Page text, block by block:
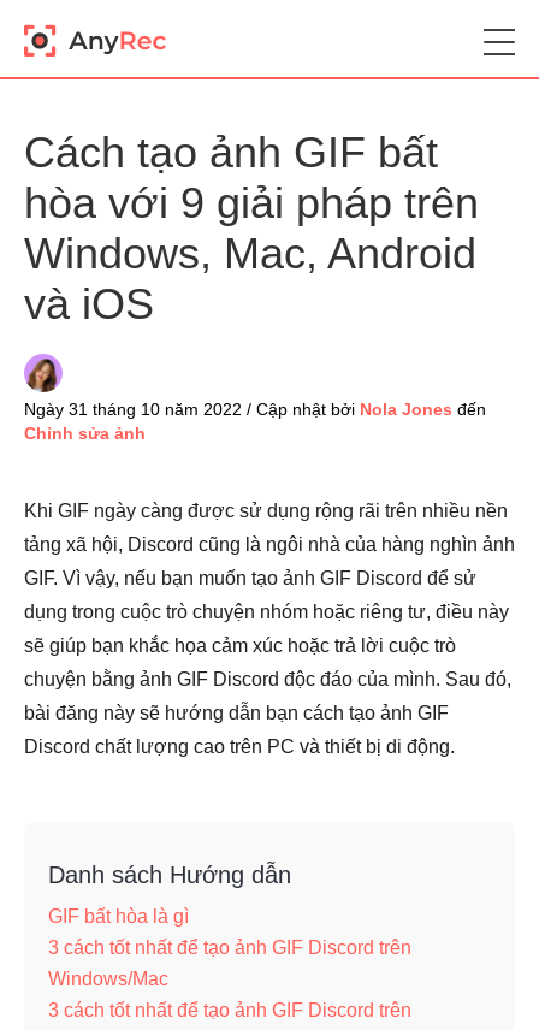
Cách tạo ảnh GIF bất
hòa với 9 giải pháp trên
Windows, Mac, Android
và iOS
Ngày 31 tháng 10 năm 2022 / Cập nhật bởi Nola Jones đến
Chỉnh sửa ảnh
Khi GIF ngày càng được sử dụng rộng rãi trên nhiều nền
tảng xã hội, Discord cũng là ngôi nhà của hàng nghìn ảnh
GIF. Vì vậy, nếu bạn muốn tạo ảnh GIF Discord để sử
dụng trong cuộc trò chuyện nhóm hoặc riêng tư, điều này
sẽ giúp bạn khắc họa cảm xúc hoặc trả lời cuộc trò
chuyện bằng ảnh GIF Discord độc đáo của mình. Sau đó,
bài đăng này sẽ hướng dẫn bạn cách tạo ảnh GIF
Discord chất lượng cao trên PC và thiết bị di động.
Danh sách Hướng dẫn
GIF bất hòa là gì
3 cách tốt nhất để tạo ảnh GIF Discord trên
Windows/Mac
3 cách tốt nhất để tạo ảnh GIF Discord trên